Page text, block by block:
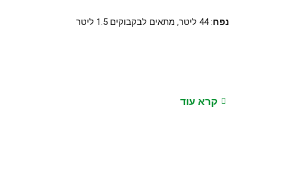
נפח: 44 ליטר, מתאים לבקבוקים 1.5 ליטר
קרא עוד